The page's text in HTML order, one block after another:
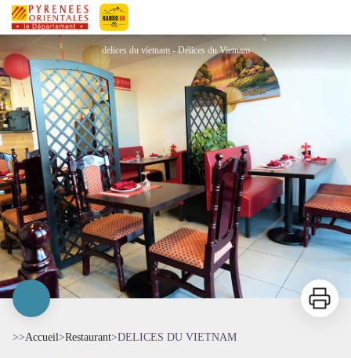
Pyrénées-Orientales Le Département
DELICES DU VIETNAM
delices du vietnam - Délices du Vietnam
Imprimer
>>Accueil>Restaurant>DELICES DU VIETNAM